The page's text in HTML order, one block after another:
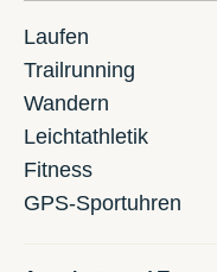
Laufen
Trailrunning
Wandern
Leichtathletik
Fitness
GPS-Sportuhren